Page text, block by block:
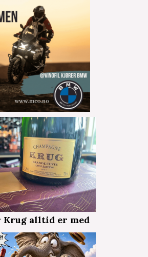
Krug alltid er med